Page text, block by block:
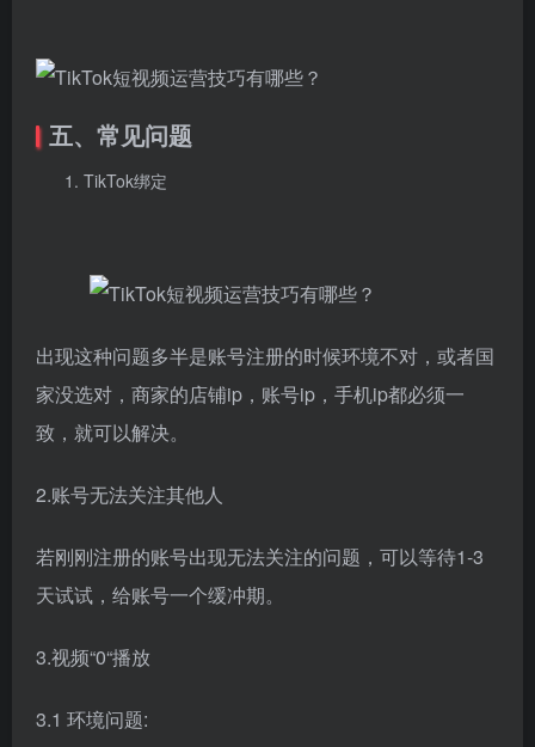
五、常见问题
TikTok绑定
出现这种问题多半是账号注册的时候环境不对，或者国
家没选对，商家的店铺ip，账号ip，手机ip都必须一
致，就可以解决。
2.账号无法关注其他人
若刚刚注册的账号出现无法关注的问题，可以等待1-3
天试试，给账号一个缓冲期。
3.视频“0“播放
3.1 环境问题: